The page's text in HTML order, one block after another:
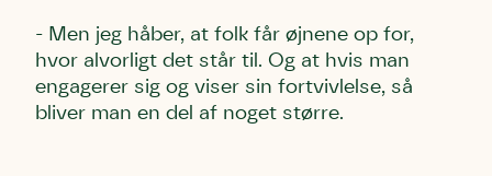
- Men jeg håber, at folk får øjnene op for,
hvor alvorligt det står til. Og at hvis man
engagerer sig og viser sin fortvivlelse, så
bliver man en del af noget større.